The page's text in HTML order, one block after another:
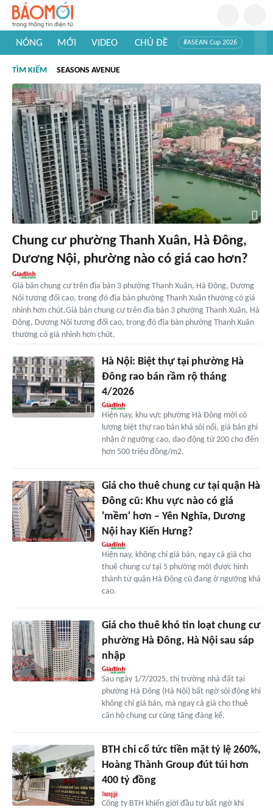
NÓNG MỚI VIDEO CHỦ ĐỀ #ASEAN Cup 2026
#Khám phá thế giới
TÌM KIẾM SEASONS AVENUE
Chung cư phường Thanh Xuân, Hà Đông,
Dương Nội, phường nào có giá cao hơn?
Giá bán chung cư trên địa bàn 3 phường Thanh Xuân, Hà Đông, Dương
Nội tương đối cao, trong đó địa bàn phường Thanh Xuân thường có giá
nhỉnh hơn chút.Giá bán chung cư trên địa bàn 3 phường Thanh Xuân, Hà
Đông, Dương Nội tương đối cao, trong đó địa bàn phường Thanh Xuân
thường có giá nhỉnh hơn chút.
Hà Nội: Biệt thự tại phường Hà
Đông rao bán rầm rộ tháng
4/2026
Hiện nay, khu vực phường Hà Đông mới có
lượng biệt thự rao bán khá sôi nổi, giá bán ghi
nhận ở ngưỡng cao, dao động từ 200 cho đến
hơn 500 triệu đồng/m2.
Giá cho thuê chung cư tại quận Hà
Đông cũ: Khu vực nào có giá
'mềm' hơn – Yên Nghĩa, Dương
Nội hay Kiến Hưng?
Hiện nay, không chỉ giá bán, ngay cả giá cho
thuê chung cư tại 5 phường mới được hình
thành từ quận Hà Đông cũ đang ở ngưỡng khá
cao.
Giá cho thuê khó tin loạt chung cư
phường Hà Đông, Hà Nội sau sáp
nhập
Sau ngày 1/7/2025, thị trường nhà đất tại
phường Hà Đông (Hà Nội) bất ngờ sôi động khi
không chỉ giá bán, mà ngay cả giá cho thuê
căn hộ chung cư cũng tăng đáng kể.
BTH chi cổ tức tiền mặt tỷ lệ 260%,
Hoàng Thành Group đút túi hơn
400 tỷ đồng
Công ty BTH khiến giới đầu tư bất ngờ khi